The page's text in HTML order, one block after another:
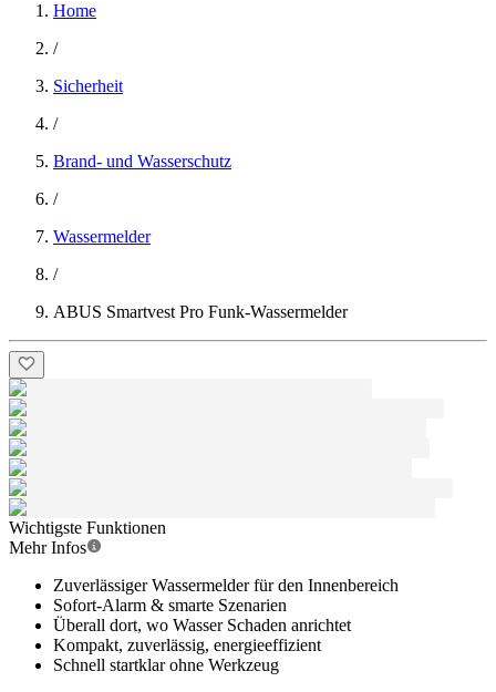
Home
/
Sicherheit
/
Brand- und Wasserschutz
/
Wassermelder
/
ABUS Smartvest Pro Funk-Wassermelder
Wichtigste Funktionen
Mehr Infos
Zuverlässiger Wassermelder für den Innenbereich
Sofort-Alarm & smarte Szenarien
Überall dort, wo Wasser Schaden anrichtet
Kompakt, zuverlässig, energieeffizient
Schnell startklar ohne Werkzeug